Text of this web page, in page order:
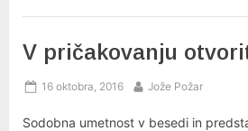
V pričakovanju
Posted
16 oktobra, 2016 By
Jože Požar
Sodobna umetnost v besedi in